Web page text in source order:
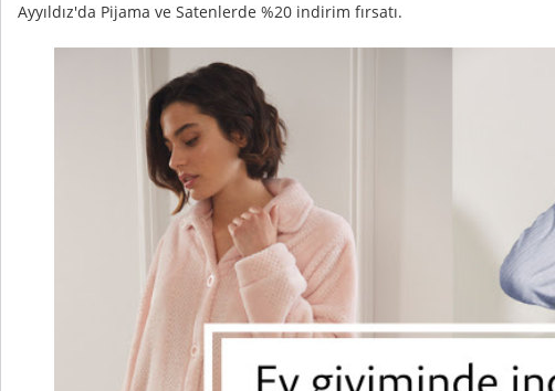
Ayyıldız'da Pijama ve Satenlerde %20 indirim fırsatı.